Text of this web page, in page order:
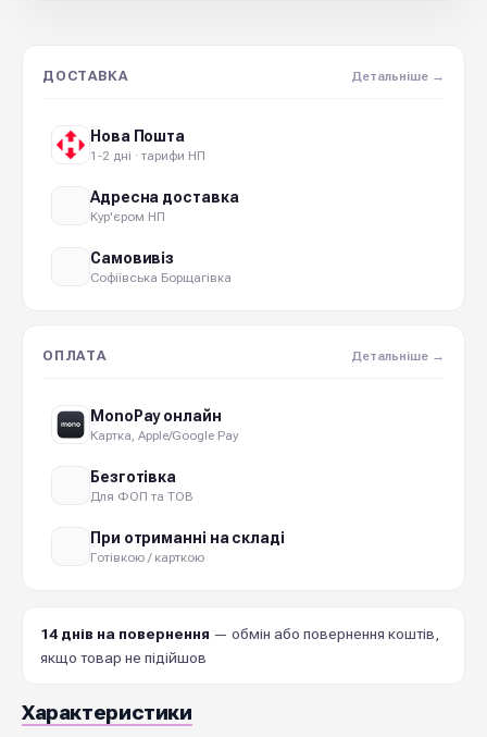
ДОСТАВКА Детальніше →
Нова Пошта
1-2 дні · тарифи НП
Адресна доставка
Кур'єром НП
Самовивіз
Софіївська Борщагівка
ОПЛАТА Детальніше →
MonoPay онлайн
Картка, Apple/Google Pay
Безготівка
Для ФОП та ТОВ
При отриманні на складі
Готівкою / карткою
14 днів на повернення — обмін або повернення коштів,
якщо товар не підійшов
Характеристики